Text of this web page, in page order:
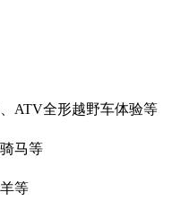
ATV全形越野车体验等
马等
等